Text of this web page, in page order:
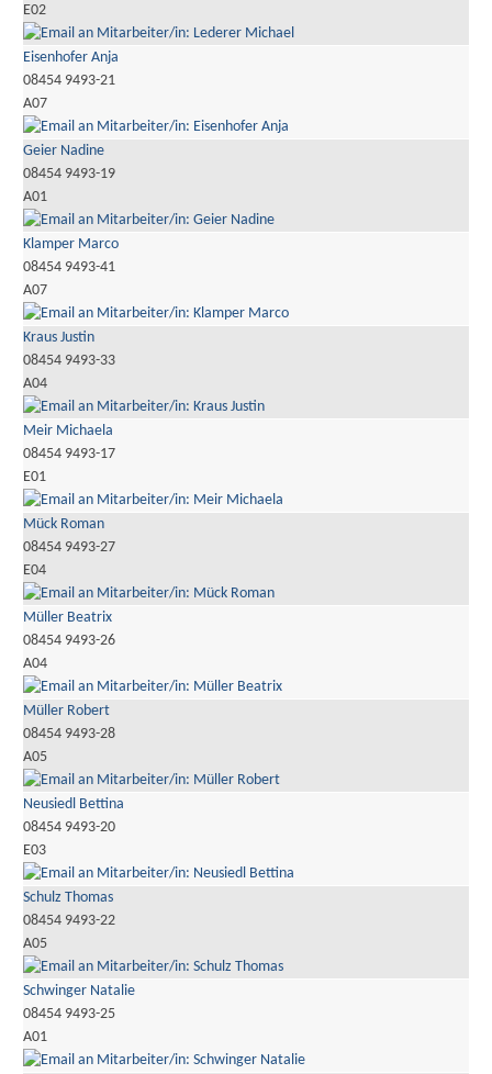
E02
Eisenhofer Anja
08454 9493-21
A07
Geier Nadine
08454 9493-19
A01
Klamper Marco
08454 9493-41
A07
Kraus Justin
08454 9493-33
A04
Meir Michaela
08454 9493-17
E01
Mück Roman
08454 9493-27
E04
Müller Beatrix
08454 9493-26
A04
Müller Robert
08454 9493-28
A05
Neusiedl Bettina
08454 9493-20
E03
Schulz Thomas
08454 9493-22
A05
Schwinger Natalie
08454 9493-25
A01